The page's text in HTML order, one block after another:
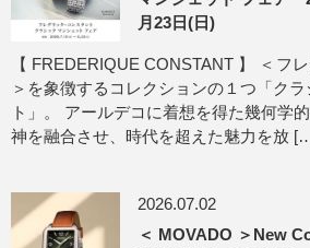
月23日(日)
【 FREDERIQUE CONSTANT 】 ＜フ
＞を象徴するコレクションの１つ「ク
ト」。 アールデコに着想を得た幾何学
神を融合させ、時代を超えた魅力を放
2026.07.02
＜ MOVADO ＞New